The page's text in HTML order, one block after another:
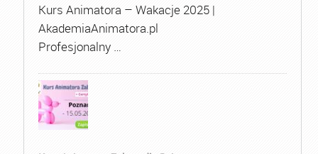
Kurs Animatora – Wakacje 2025 |
AkademiaAnimatora.pl
Profesjonalny …